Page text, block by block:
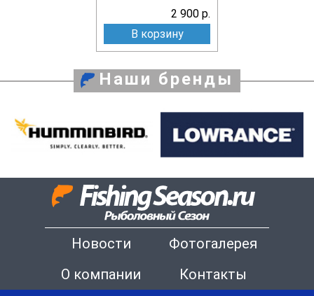
2 900 р.
В корзину
Наши бренды
Новости
Фотогалерея
О компании
Контакты